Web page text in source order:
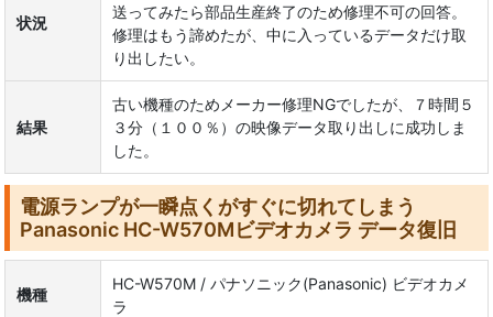
状況
送ってみたら部品生産終了のため修理不可の回答。
修理はもう諦めたが、中に入っているデータだけ取
り出したい。
結果
古い機種のためメーカー修理NGでしたが、７時間５
３分（１００％）の映像データ取り出しに成功しま
した。
電源ランプが一瞬点くがすぐに切れてしまう
Panasonic HC-W570Mビデオカメラ データ復旧
機種
HC-W570M / パナソニック(Panasonic) ビデオカメ
ラ